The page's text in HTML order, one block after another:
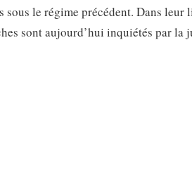
le régime précédent. Dans
sont aujourd’hui inquiétés par la